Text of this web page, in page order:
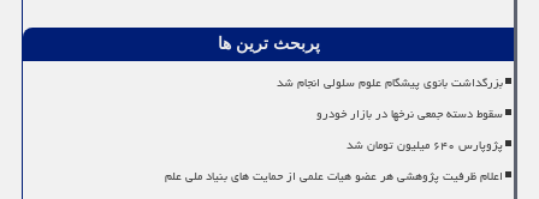
پربحث ترین ها
بزرگداشت بانوی پیشگام علوم سلولی انجام شد
سقوط دسته جمعی نرخها در بازار خودرو
پژوپارس ۶۴۰ میلیون تومان شد
اعلام ظرفیت پژوهشی هر عضو هیات علمی از حمایت های بنیاد ملی علم